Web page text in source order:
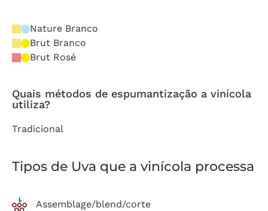
Nature Branco
Brut Branco
Brut Rosé
Quais métodos de espumantização a vinícola
utiliza?
Tradicional
Tipos de Uva que a vinícola processa
Assemblage/blend/corte